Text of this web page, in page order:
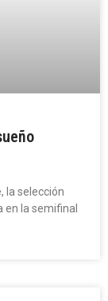
la selección
la semifinal